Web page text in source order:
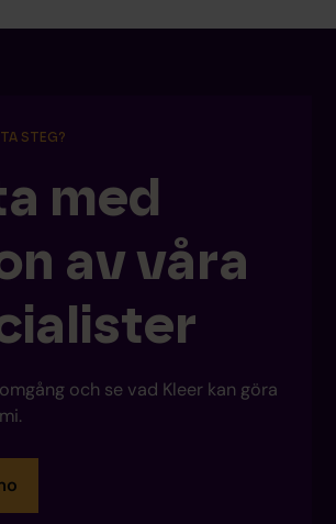
STEG?
med
av våra
och se vad Kleer kan göra